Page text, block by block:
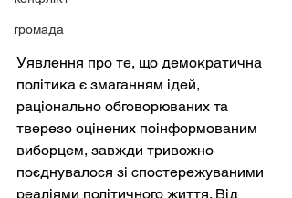
громада
Уявлення про те, що демократична
політика є змаганням ідей,
раціонально обговорюваних та
тверезо оцінених поінформованим
виборцем, завжди тривожно
поєднувалося зі спостережуваними
реаліями політичного життя. Від